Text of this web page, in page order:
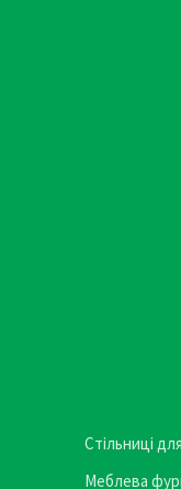
Стільниці
Меблева